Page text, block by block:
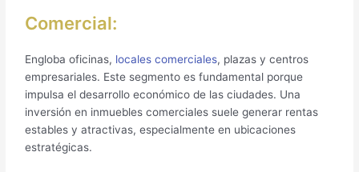
Comercial:
Engloba oficinas, locales comerciales, plazas y centros
empresariales. Este segmento es fundamental porque
impulsa el desarrollo económico de las ciudades. Una
inversión en inmuebles comerciales suele generar rentas
estables y atractivas, especialmente en ubicaciones
estratégicas.